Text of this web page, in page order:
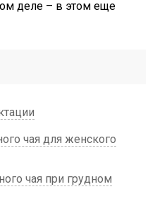
деле – в этом еще
чая для женского
чая при грудном